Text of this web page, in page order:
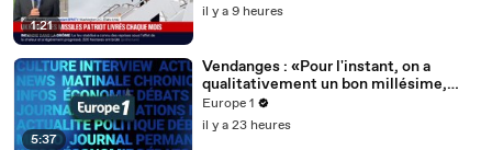
1:21
il y a 9 heures
5:37
Vendanges : «Pour l'instant, on a
qualitativement un bon millésime,
mais peu de quantité», constate
Thiébault Huber, vigneron
Europe 1
il y a 23 heures